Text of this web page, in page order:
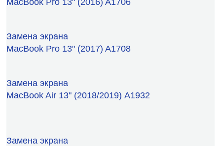
Замена экрана
MacBook Pro 13" (2017) A1708
Замена экрана
MacBook Air 13" (2018/2019) А1932
Замена экрана